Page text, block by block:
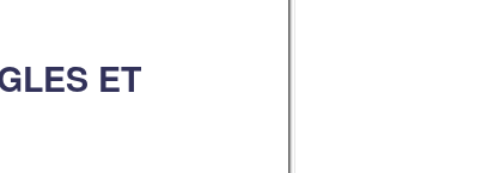
ET